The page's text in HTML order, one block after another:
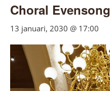
Choral Evensong
13 januari, 2030 @ 17:00